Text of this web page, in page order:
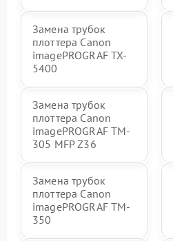
Замена трубок
плоттера Canon
imagePROGRAF TX-
5400
Замена трубок
плоттера Canon
imagePROGRAF TM-
305 MFP Z36
Замена трубок
плоттера Canon
imagePROGRAF TM-
350